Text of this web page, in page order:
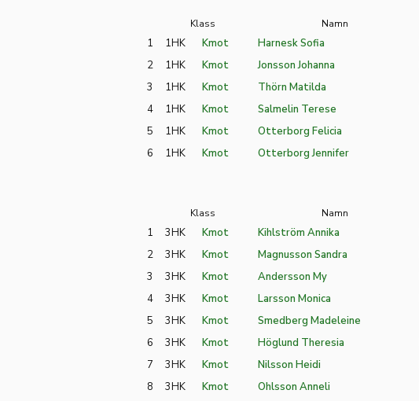
Klass Namn
1 1HK Kmot Harnesk Sofia
2
1HK Kmot Jonsson Johanna
3
1HK Kmot Thörn Matilda
4
1HK Kmot Salmelin Terese
5
1HK Kmot Otterborg Felicia
6
1HK Kmot Otterborg Jennifer
Klass Namn
1 3HK Kmot Kihlström Annika
2
3HK Kmot Magnusson Sandra
3
3HK Kmot Andersson My
4
3HK Kmot Larsson Monica
5
3HK Kmot Smedberg Madeleine
6
3HK Kmot Höglund Theresia
7
3HK Kmot Nilsson Heidi
8
3HK Kmot Ohlsson Anneli